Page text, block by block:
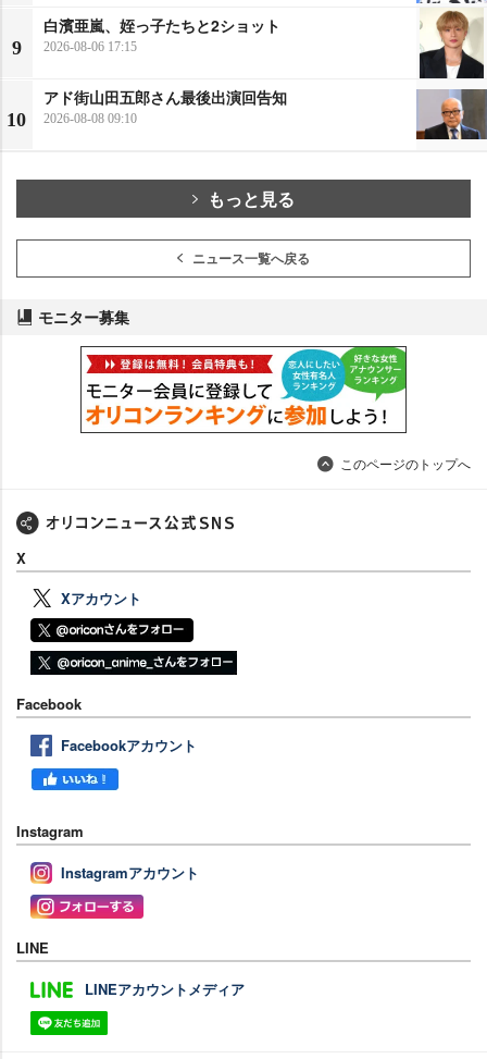
9
白濱亜嵐、姪っ子たちと2ショット
2026-08-06 17:15
10
アド街山田五郎さん最後出演回告知
2026-08-08 09:10
もっと見る
ニュース一覧へ戻る
モニター募集
このページのトップへ
X
Xアカウント
Facebook
Facebookアカウント
Instagram
Instagramアカウント
LINE
LINEアカウントメディア